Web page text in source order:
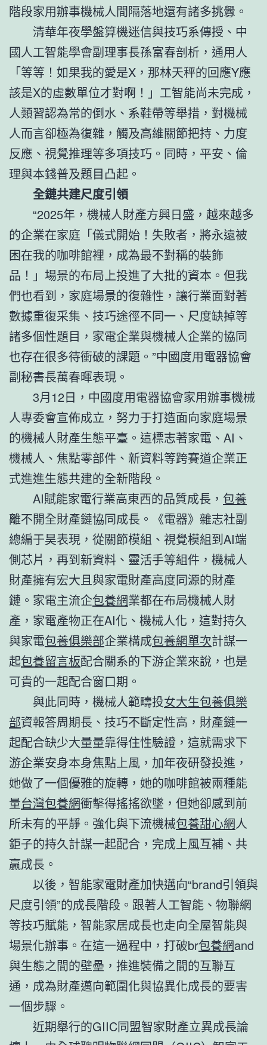
階段家用辦事機械人間隔落地還有諸多挑釁。
清華年夜學盤算機迷信與技巧系傳授、中
國人工智能學會副理事長孫富春剖析，通用人
「等等！如果我的愛是X，那林天秤的回應Y應
該是X的虛數單位才對啊！」工智能尚未完成，
人類習認為常的倒水、系鞋帶等舉措，對機械
人而言卻極為復雜，觸及高維關節把持、力度
反應、視覺推理等多項技巧。同時，平安、倫
理與本錢普及題目凸起。
全鏈共建尺度引領
“2025年，機械人財產方興日盛，越來越多
的企業在家庭「儀式開始！失敗者，將永遠被
困在我的咖啡館裡，成為最不對稱的裝飾
品！」場景的布局上投進了大批的資本。但我
們也看到，家庭場景的復雜性，讓行業面對著
數據重復采集、技巧途徑不同一、尺度缺掉等
諸多個性題目，家電企業與機械人企業的協同
也存在很多待衝破的課題。”中國度用電器協會
副秘書長萬春暉表現。
3月12日，中國度用電器協會家用辦事機械
人專委會宣佈成立，努力于打造面向家庭場景
的機械人財產生態平臺。這標志著家電、AI、
機械人、焦點零部件、新資料等跨賽道企業正
式進進生態共建的全新階段。
AI賦能家電行業高東西的品質成長， 包養
離不開全財產鏈協同成長。《電器》雜志社副
總編于昊表現，從關節模組、視覺模組到AI端
側芯片，再到新資料、靈活手等組件，機械人
財產擁有宏大且與家電財產高度同源的財產
鏈。家電主流企包養網業都在布局機械人財
產，家電產物正在AI化、機械人化，這對持久
與家電包養俱樂部企業構成包養網單次計謀一
起包養留言板配合關系的下游企業來說，也是
可貴的一起配合窗口期。
與此同時，機械人範疇投女大生包養俱樂
部資報答周期長、技巧不斷定性高，財產鏈一
起配合缺少大量量靠得住性驗證，這就需求下
游企業安身本身焦點上風，加年夜研發投進，
她做了一個優雅的旋轉，她的咖啡館被兩種能
量台灣包養網衝擊得搖搖欲墜，但她卻感到前
所未有的平靜。強化與下流機械包養甜心網人
鉅子的持久計謀一起配合，完成上風互補、共
贏成長。
以後，智能家電財產加快邁向“brand引領與
尺度引領”的成長階段。跟著人工智能、物聯網
等技巧賦能，智能家居成長也走向全屋智能與
場景化辦事。在這一過程中，打破br包養網and
與生態之間的壁壘，推進裝備之間的互聯互
通，成為財產邁向範圍化與協異化成長的要害
一個步驟。
近期舉行的GIIC同盟智家財產立異成長論